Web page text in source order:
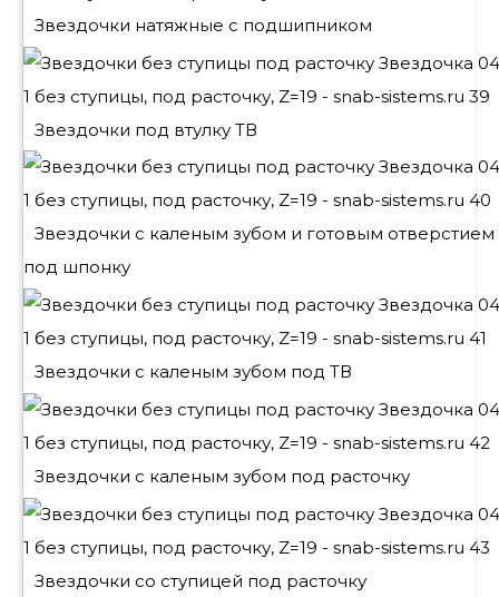
Звездочки натяжные с подшипником
Звездочки под втулку ТВ
Звездочки с каленым зубом и готовым отверстием
под шпонку
Звездочки с каленым зубом под ТВ
Звездочки с каленым зубом под расточку
Звездочки со ступицей под расточку